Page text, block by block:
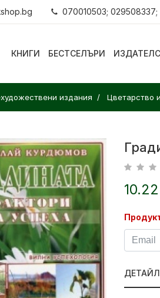
070010503; 029508337;
КНИГИ БЕСТСЕЛЪРИ
издания Цветарство